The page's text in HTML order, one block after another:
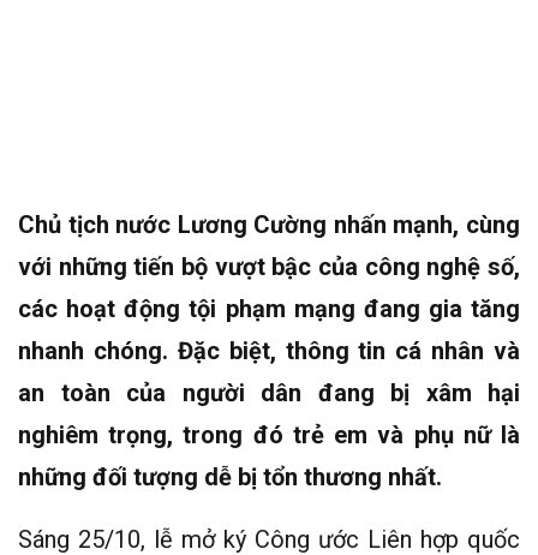
Chủ tịch nước Lương Cường nhấn mạnh, cùng
với những tiến bộ vượt bậc của công nghệ số,
các hoạt động tội phạm mạng đang gia tăng
nhanh chóng. Đặc biệt, thông tin cá nhân và
an toàn của người dân đang bị xâm hại
nghiêm trọng, trong đó trẻ em và phụ nữ là
những đối tượng dễ bị tổn thương nhất.
Sáng 25/10, lễ mở ký Công ước Liên hợp quốc